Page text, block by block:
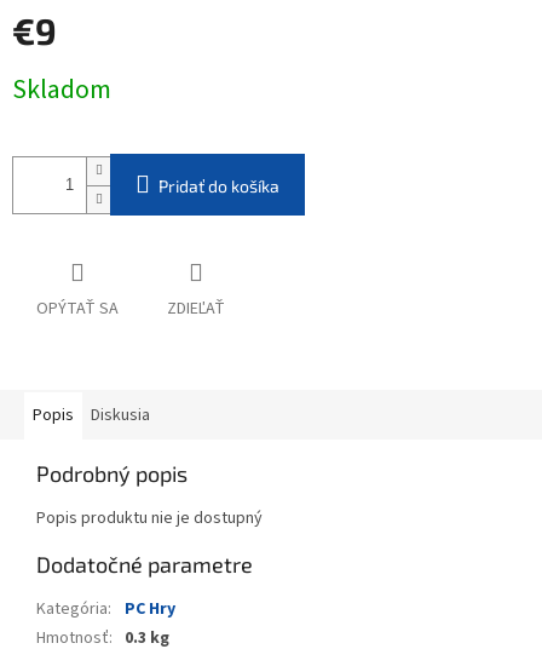
€9
cena:
Skladom
Pridať do košíka
OPÝTAŤ SA ZDIEĽAŤ
Popis Diskusia
Podrobný popis
Popis produktu nie je dostupný
Dodatočné parametre
Kategória:
PC Hry
Hmotnosť: 0.3 kg